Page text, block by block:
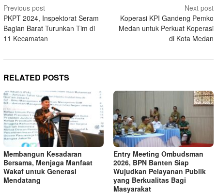
Post
navigation
Previous post
PKPT 2024, Inspektorat Seram
Bagian Barat Turunkan Tim di
11 Kecamatan
Next post
Koperasi KPI Gandeng Pemko
Medan untuk Perkuat Koperasi
di Kota Medan
RELATED POSTS
Membangun Kesadaran
Bersama, Menjaga Manfaat
Wakaf untuk Generasi
Mendatang
Entry Meeting Ombudsman
2026, BPN Banten Siap
Wujudkan Pelayanan Publik
yang Berkualitas Bagi
Masyarakat